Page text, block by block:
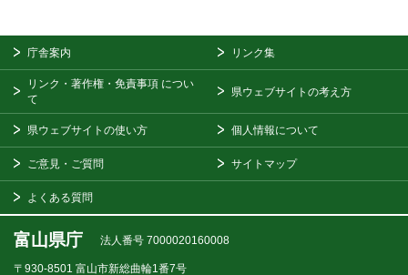
庁舎案内 リンク集
リンク・著作権・免責事項 につい
て
県ウェブサイトの考え方
県ウェブサイトの使い方 個人情報について
ご意見・ご質問 サイトマップ
よくある質問
富山県庁 法人番号 7000020160008
〒930-8501 富山市新総曲輪1番7号